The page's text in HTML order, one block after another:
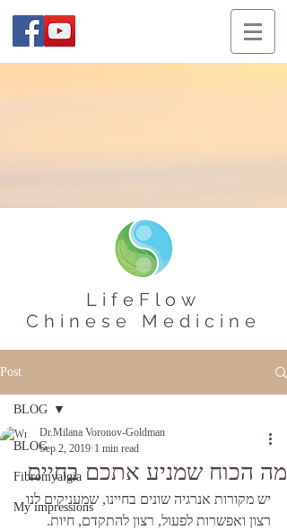
LifeFlow
Chinese Medicine
Post
BLOG
Fibromyalgia
My impressions
BLOG
מה הכוח שמניע אתכם בחיים
Dr.Milana Voronov-Goldman
Sep 2, 2019 1 min read
יש מקורות אנרגיה שונים בחיינו, שמעניקים לנו
רצון ואפשרות לפעול, רצון להתקדם, חיות.